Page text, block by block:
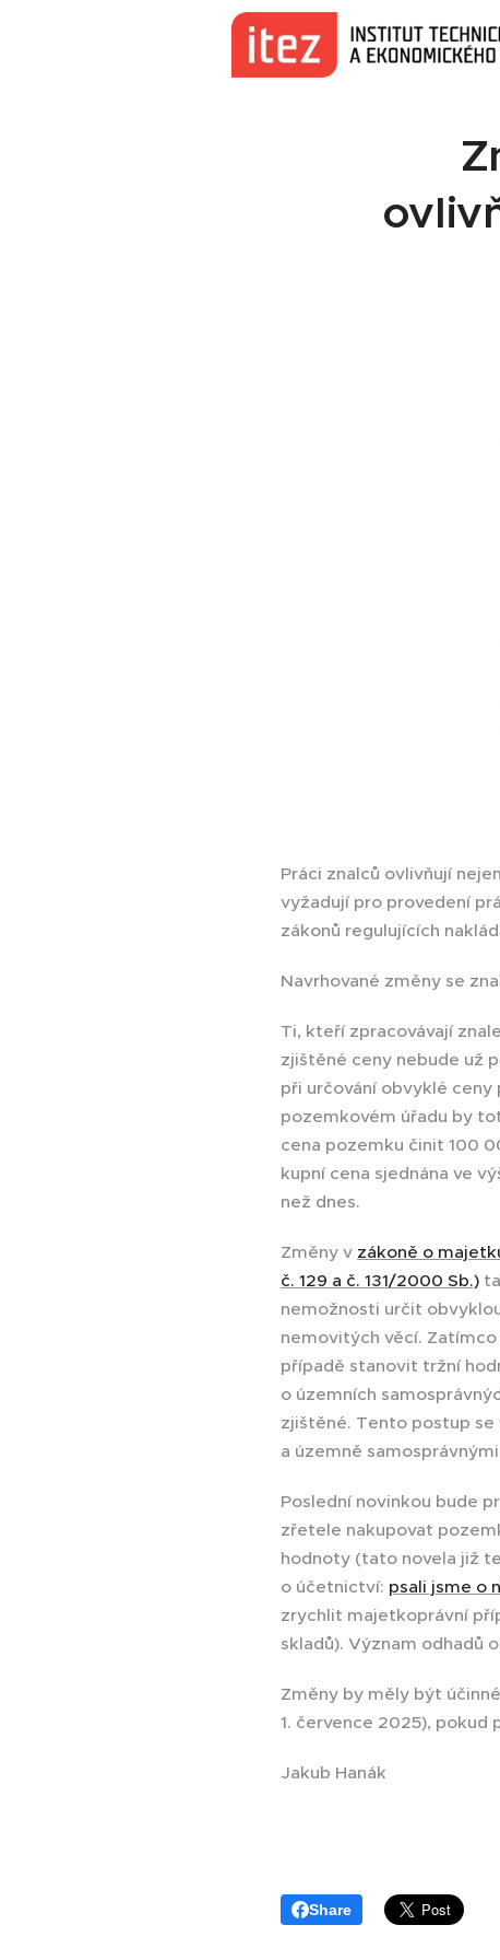
Práci znalců ovlivňují
vyžadují pro provedení
zákonů regulujících
Navrhované změny se
Ti, kteří zpracovávají
zjištěné ceny nebude už
při určování obvyklé ceny
pozemkovém úřadu by
cena pozemku činit 100
kupní cena sjednána ve
než dnes.
Změny v zákoně o
č. 129 a č. 131/2000 Sb.)
nemožnosti určit
nemovitých věcí. Zatímco
případě stanovit tržní
o územních
zjištěné. Tento postup
a územně
Poslední novinkou bude
zřetele nakupovat
hodnoty (tato novela již
o účetnictví: psali jsme o
zrychlit majetkoprávní
skladů). Význam odhadů
Změny by měly být
1. července 2025), pokud
Jakub Hanák
Share